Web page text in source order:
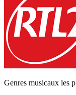
Genres musicaux les